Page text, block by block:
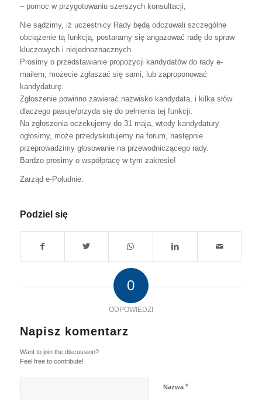
– pomoc w przygotowaniu szerszych konsultacji,
Nie sądzimy, iż uczestnicy Rady będą odczuwali szczególne
obciążenie tą funkcją, postaramy się angażować radę do spraw
kluczowych i niejednoznacznych.
Prosimy o przedstawianie propozycji kandydatów do rady e-
mailem, możecie zgłaszać się sami, lub zaproponować
kandydaturę.
Zgłoszenie powinno zawierać nazwisko kandydata, i kilka słów
dlaczego pasuje/przyda się do pełnienia tej funkcji.
Na zgłoszenia oczekujemy do 31 maja, wtedy kandydatury
ogłosimy, może przedyskutujemy na forum, następnie
przeprowadzimy głosowanie na przewodniczącego rady.
Bardzo prosimy o współpracę w tym zakresie!
Zarząd e-Południe.
Podziel się
0
ODPOWIEDZI
Napisz komentarz
Want to join the discussion?
Feel free to contribute!
Nazwa *